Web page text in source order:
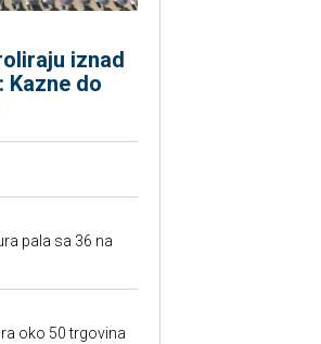
iznad
Kazne do
pala sa 36 na
oko 50 trgovina